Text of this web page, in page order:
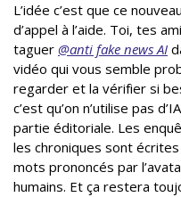
L’idée c’est que ce
d’appel à l’aide. Toi, tes
taguer @anti fake news AI
vidéo qui vous semble
regarder et la vérifier si
c’est qu’on n’utilise pas
partie éditoriale. Les
les chroniques sont
mots prononcés par
humains. Et ça restera